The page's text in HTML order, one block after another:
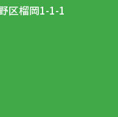
区榴岡1-1-1